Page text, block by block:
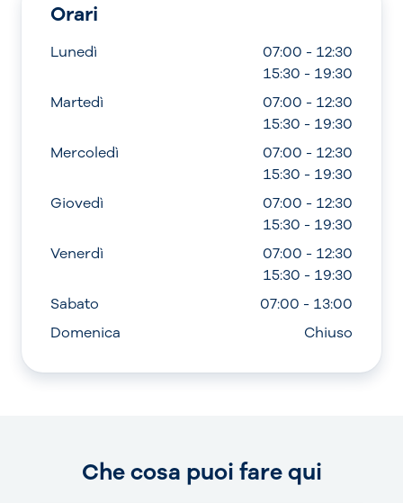
Orari
Lunedì
07:00 - 12:30
15:30 - 19:30
Martedì
07:00 - 12:30
15:30 - 19:30
Mercoledì
07:00 - 12:30
15:30 - 19:30
Giovedì
07:00 - 12:30
15:30 - 19:30
Venerdì
07:00 - 12:30
15:30 - 19:30
Sabato
07:00 - 13:00
Domenica
Chiuso
Che cosa puoi fare qui